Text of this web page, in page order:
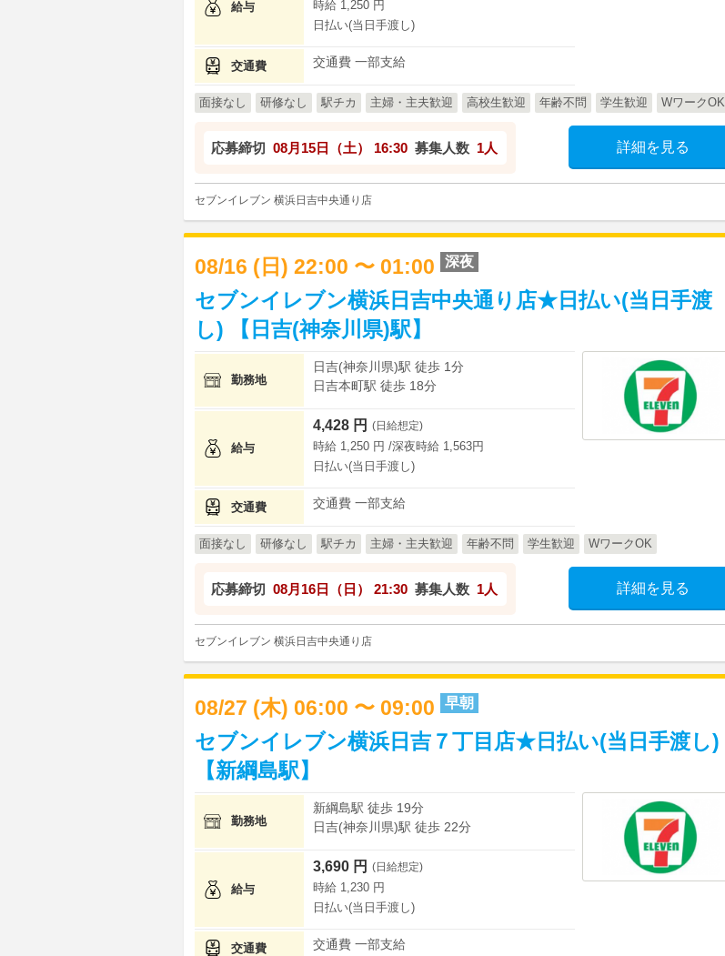
給与
時給 1,250 円
日払い(当日手渡し)
交通費 交通費 一部支給
面接なし 研修なし 駅チカ 主婦・主夫歓迎 高校生歓迎 年齢不問 学生歓迎 WワークOK
応募締切 08月15日（土） 16:30 募集人数 1人 詳細を見る
セブンイレブン 横浜日吉中央通り店
08/16 (日) 22:00 〜 01:00 深夜
セブンイレブン横浜日吉中央通り店★日払い(当日手渡
し) 【日吉(神奈川県)駅】
勤務地
日吉(神奈川県)駅 徒歩 1分
日吉本町駅 徒歩 18分
給与
4,428 円 (日給想定)
時給 1,250 円 /深夜時給 1,563円
日払い(当日手渡し)
交通費 交通費 一部支給
面接なし 研修なし 駅チカ 主婦・主夫歓迎 年齢不問 学生歓迎 WワークOK
応募締切 08月16日（日） 21:30 募集人数 1人 詳細を見る
セブンイレブン 横浜日吉中央通り店
08/27 (木) 06:00 〜 09:00 早朝
セブンイレブン横浜日吉７丁目店★日払い(当日手渡し)
【新綱島駅】
勤務地
新綱島駅 徒歩 19分
日吉(神奈川県)駅 徒歩 22分
給与
3,690 円 (日給想定)
時給 1,230 円
日払い(当日手渡し)
交通費 交通費 一部支給